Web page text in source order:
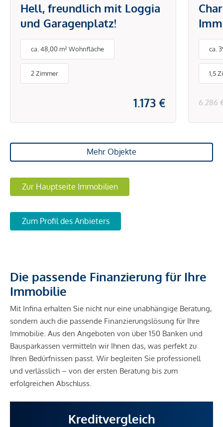
Hell, freundlich mit Loggia
und Garagenplatz!
ca. 48,00 m² Wohnfläche
2 Zimmer
1.173 €
ca.
1,5
6.286
Mehr Objekte
Zur Hauptseite Immobilien
Zum Profil des Anbieters
Die passende Finanzierung für Ihre
Immobilie
Mit Infina erhalten Sie nicht nur eine unabhängige Beratung,
sondern auch die passende Finanzierungslösung für Ihre
Immobilie. Aus den Angeboten von über 150 Banken und
Bausparkassen vermitteln wir Ihnen das, was perfekt zu
Ihren Bedürfnissen passt. Wir begleiten Sie professionell
und verlässlich – von der ersten Beratung bis zum
erfolgreichen Abschluss.
Kreditvergleich